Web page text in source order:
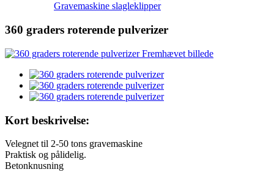
Gravemaskine slagleklipper
360 graders roterende pulverizer
Kort beskrivelse:
Velegnet til 2-50 tons gravemaskine
Praktisk og pålidelig.
Betonknusning